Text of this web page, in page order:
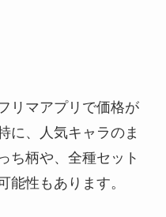
リマアプリで価格が
に、人気キャラのま
ち柄や、全種セット
能性もあります。